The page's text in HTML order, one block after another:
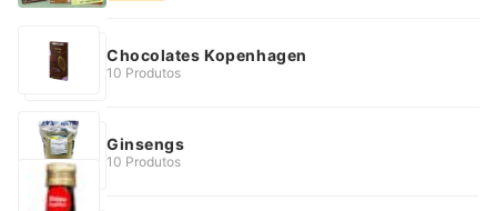
Chocolates Kopenhagen
10 Produtos
Ginsengs
10 Produtos